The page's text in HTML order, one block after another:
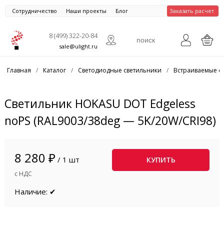
Сотрудничество Наши проекты Блог Заказать расчет
8 (499) 322-20-84
sale@ulight.ru
Главная / Каталог / Светодиодные светильники / Встраиваемые
Светильник HOKASU DOT Edgeless
noPS (RAL9003/38deg — 5K/20W/CRI98)
8 280 ₽ / 1 шт
с НДС
КУПИТЬ
Наличие: ✔